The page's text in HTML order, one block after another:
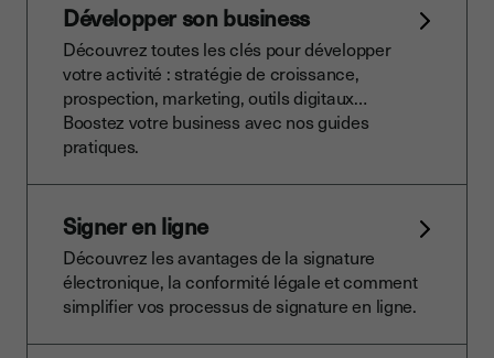
Développer son business
Découvrez toutes les clés pour développer
votre activité : stratégie de croissance,
prospection, marketing, outils digitaux…
Boostez votre business avec nos guides
pratiques.
Signer en ligne
Découvrez les avantages de la signature
électronique, la conformité légale et comment
simplifier vos processus de signature en ligne.